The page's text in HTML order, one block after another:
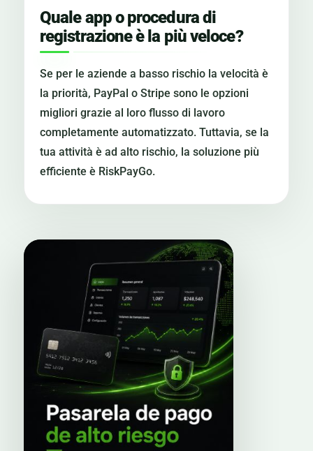
Quale app o procedura di
registrazione è la più veloce?
Se per le aziende a basso rischio la velocità è
la priorità, PayPal o Stripe sono le opzioni
migliori grazie al loro flusso di lavoro
completamente automatizzato. Tuttavia, se la
tua attività è ad alto rischio, la soluzione più
efficiente è RiskPayGo.